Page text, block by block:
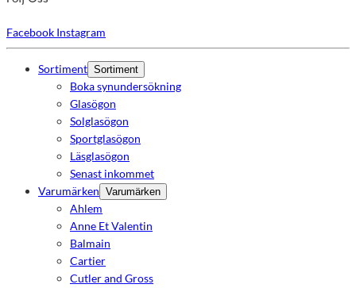
Facebook Instagram
Sortiment Sortiment
Boka synundersökning
Glasögon
Solglasögon
Sportglasögon
Läsglasögon
Senast inkommet
Varumärken Varumärken
Ahlem
Anne Et Valentin
Balmain
Cartier
Cutler and Gross